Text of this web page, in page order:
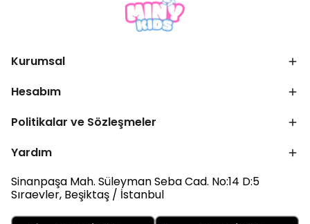
Kurumsal
Hesabım
Politikalar ve Sözleşmeler
Yardım
Sinanpaşa Mah. Süleyman Seba Cad. No:14 D:5
Sıraevler, Beşiktaş / İstanbul